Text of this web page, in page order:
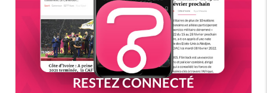
RESTEZ CONNECTÉ